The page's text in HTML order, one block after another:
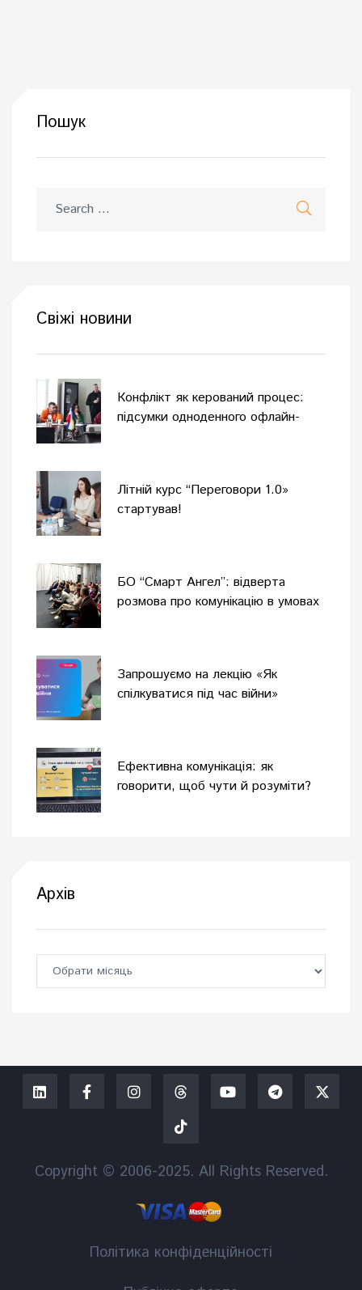
Пошук
Свіжі новини
Конфлікт як керований процес:
підсумки одноденного офлайн-
Літній курс “Переговори 1.0»
стартував!
БО “Смарт Ангел”: відверта
розмова про комунікацію в умовах
Запрошуємо на лекцію «Як
спілкуватися під час війни»
Ефективна комунікація: як
говорити, щоб чути й розуміти?
Архів
Copyright © 2006-2025. All Rights Reserved.
Політика конфіденційності